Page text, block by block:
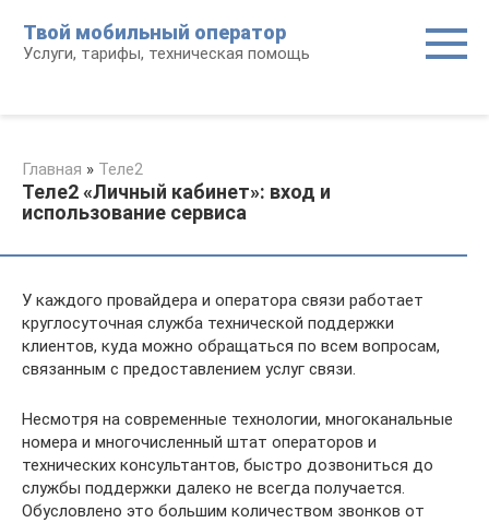
контенту
Твой мобильный оператор
Услуги, тарифы, техническая помощь
Главная » Теле2
Теле2 «Личный кабинет»: вход и
использование сервиса
У каждого провайдера и оператора связи работает
круглосуточная служба технической поддержки
клиентов, куда можно обращаться по всем вопросам,
связанным с предоставлением услуг связи.
Несмотря на современные технологии, многоканальные
номера и многочисленный штат операторов и
технических консультантов, быстро дозвониться до
службы поддержки далеко не всегда получается.
Обусловлено это большим количеством звонков от